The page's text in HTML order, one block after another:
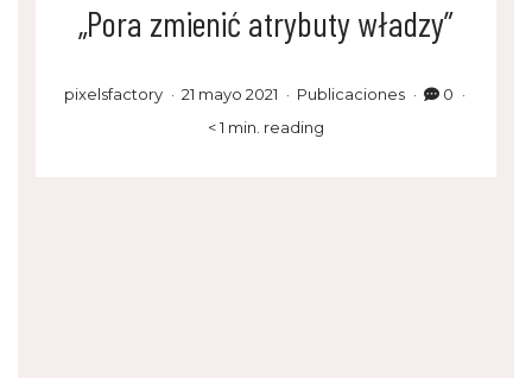
„Pora zmienić atrybuty władzy”
pixelsfactory 21 mayo 2021 Publicaciones
0
< 1 min. reading